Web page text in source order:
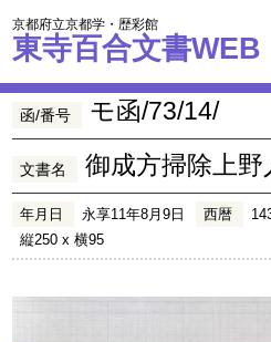
京都府立京都学・歴彩館
東寺百合文書WEB
函/番号 モ函/73/14/
文書名 御成方掃除上
年月日 永享11年8月9日 西暦
縦250 x 横95